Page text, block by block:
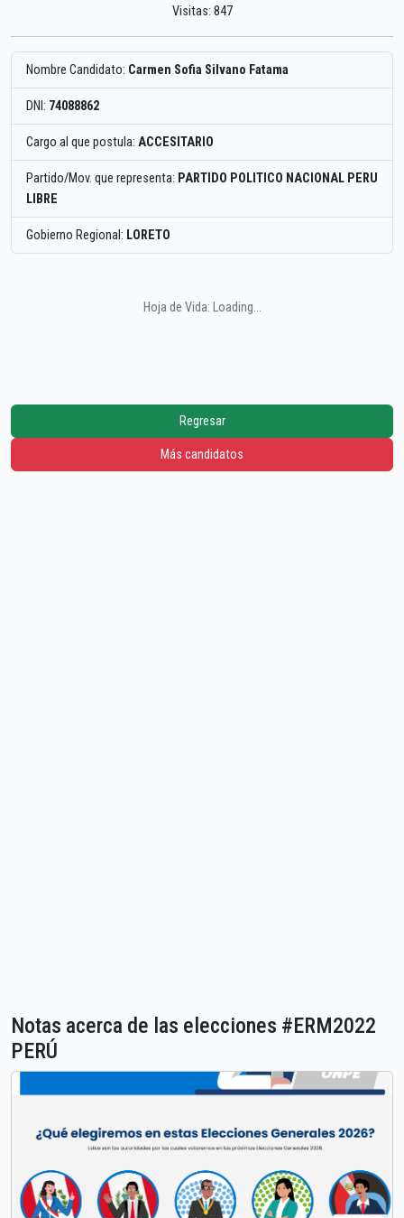
Visitas: 847
Nombre Candidato: Carmen Sofia Silvano Fatama
DNI: 74088862
Cargo al que postula: ACCESITARIO
Partido/Mov. que representa: PARTIDO POLITICO NACIONAL PERU
LIBRE
Gobierno Regional: LORETO
Hoja de Vida: Loading...
Regresar
Más candidatos
Notas acerca de las elecciones #ERM2022
PERÚ